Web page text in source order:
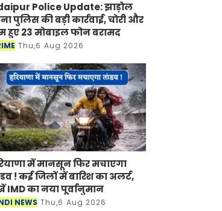
Police Update: झाड़ोल
पुलिस की बड़ी कार्रवाई, चोरी और
हुए 23 मोबाइल फोन बरामद
Thu,6 Aug 2026
में मानसून फिर मचाएगा
! कई जिलों में बारिश का अलर्ट,
IMD का नया पूर्वानुमान
NEWS Thu,6 Aug 2026